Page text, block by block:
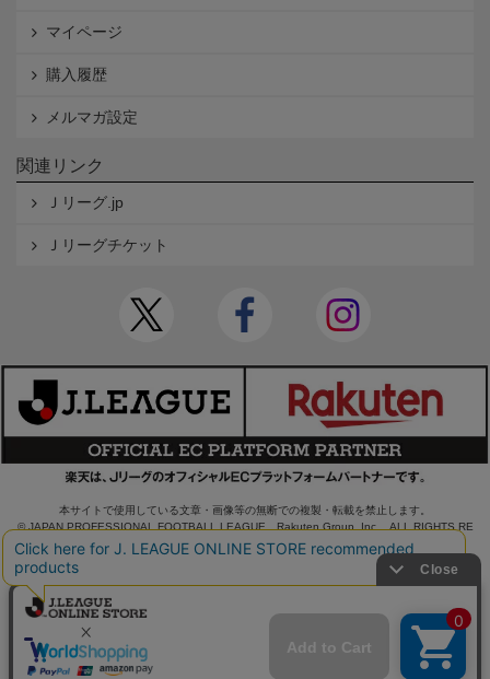
マイページ
購入履歴
メルマガ設定
関連リンク
Ｊリーグ.jp
Ｊリーグチケット
本サイトで使用している文章・画像等の無断での複製・転載を禁止します。
© JAPAN PROFESSIONAL FOOTBALL LEAGUE Rakuten Group, Inc. ALL RIGHTS RE
SERVED.